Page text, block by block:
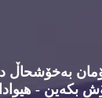
به‌خۆشحاڵ
بكه‌ین -